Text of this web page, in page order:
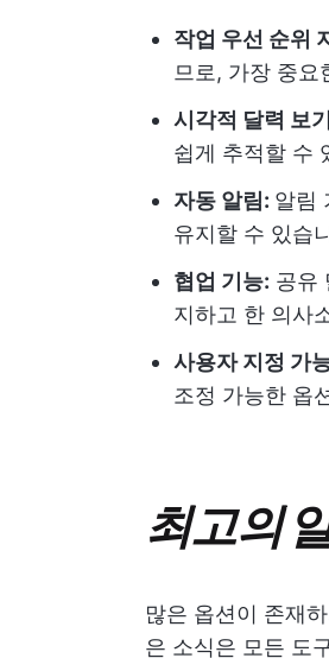
작업 우선 순위
므로, 가장 중
시각적 달력 보
쉽게 추적할 수
자동 알림: 알림
유지할 수 있습
협업 기능: 공유
지하고 한 의사
사용자 지정 가
조정 가능한 옵
최고의
많은 옵션이 존재
은 소식은 모든 도